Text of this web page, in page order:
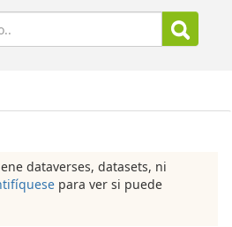
dataverses, datasets, ni
para ver si puede